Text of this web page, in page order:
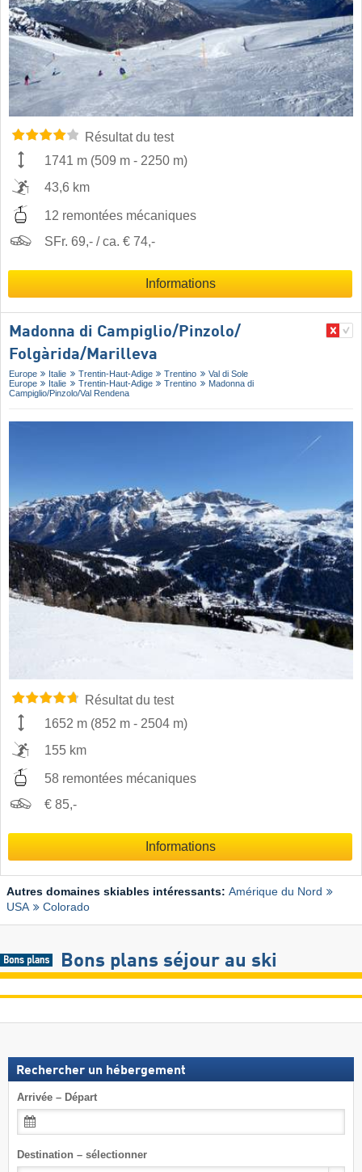
Résultat du test
1741 m (509 m - 2250 m)
43,6 km
12 remontées mécaniques
SFr. 69,- / ca. € 74,-
Informations
Madonna di Campiglio/​Pinzolo/​
Folgàrida/​Marilleva
Europe Italie Trentin-Haut-Adige Trentino
Val di Sole
Europe
Italie Trentin-Haut-Adige Trentino
Madonna di
Campiglio/​Pinzolo/​Val Rendena
Résultat du test
1652 m (852 m - 2504 m)
155 km
58 remontées mécaniques
€ 85,-
Informations
Autres domaines skiables intéressants: Amérique du Nord
USA
Colorado
Bons plans séjour au ski
Rechercher un hébergement
Arrivée – Départ
Destination – sélectionner